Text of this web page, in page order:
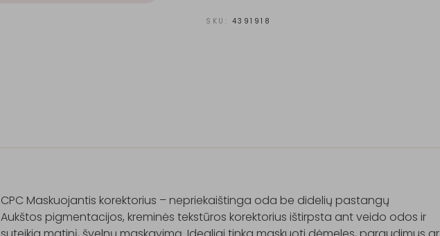
SKU: 4391918
CPC Maskuojantis korektorius – nepriekaištinga oda be didelių pastangų
Aukštos pigmentacijos, kreminės tekstūros korektorius ištirpsta ant veido odos ir